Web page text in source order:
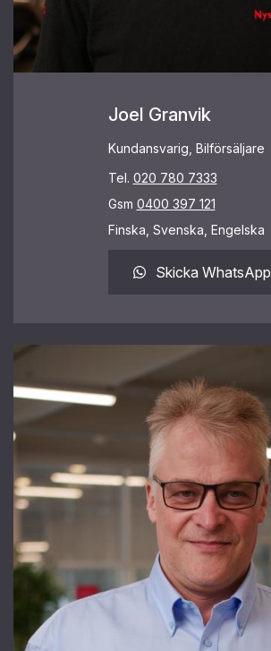
Joel Granvik
Kundansvarig, Bilförsäljare
Tel. 020 780 7333
Gsm 0400 397 121
Finska, Svenska, Engelska
Skicka WhatsApp